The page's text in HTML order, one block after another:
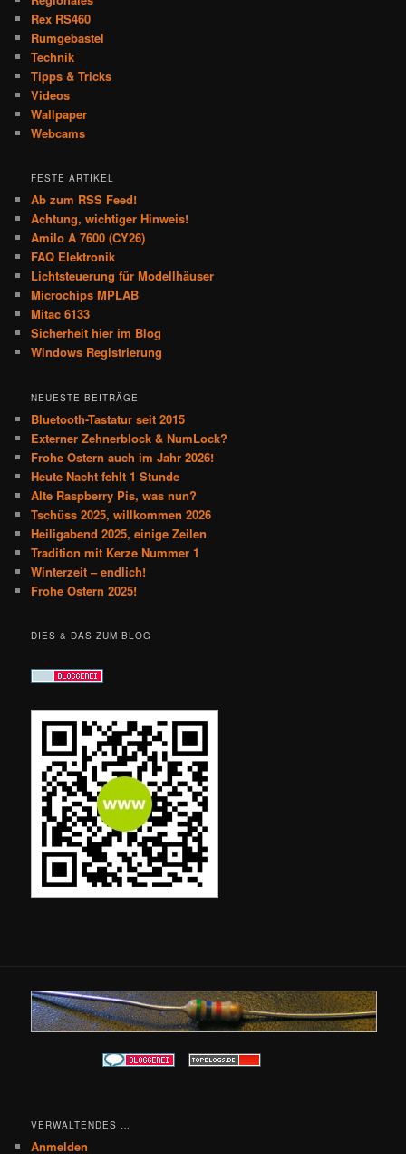
Rex RS460
Rumgebastel
Technik
Tipps & Tricks
Videos
Wallpaper
Webcams
FESTE ARTIKEL
Ab zum RSS Feed!
Achtung, wichtiger Hinweis!
Amilo A 7600 (CY26)
FAQ Elektronik
Lichtsteuerung für Modellhäuser
Microchips MPLAB
Mitac 6133
Sicherheit hier im Blog
Windows Registrierung
NEUESTE BEITRÄGE
Bluetooth-Tastatur seit 2015
Externer Zehnerblock & NumLock?
Frohe Ostern auch im Jahr 2026!
Heute Nacht fehlt 1 Stunde
Alte Raspberry Pis, was nun?
Tschüss 2025, willkommen 2026
Heiligabend 2025, einige Zeilen
Tradition mit Kerze Nummer 1
Winterzeit – endlich!
Frohe Ostern 2025!
DIES & DAS ZUM BLOG
VERWALTENDES …
Anmelden